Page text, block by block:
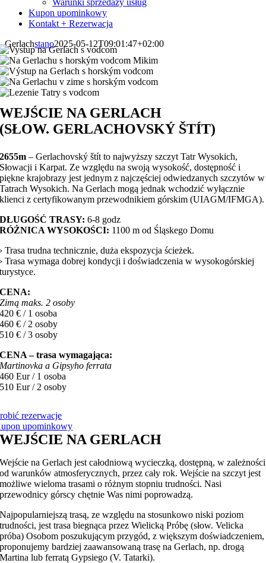
Warunki sprzedaży usług
Kupon upominkowy
Kontakt + Rezerwacja
Gerlachstano2025-05-12T09:01:47+02:00
WEJŚCIE NA GERLACH
(SŁOW. GERLACHOVSKÝ ŠTÍT)
2655m – Gerlachovský štít to najwyższy szczyt Tatr Wysokich,
Słowacji i Karpat. Ze względu na swoją wysokość, dostępność i
piękne krajobrazy jest jednym z najczęściej odwiedzanych szczytów w
Tatrach Wysokich. Na Gerlach mogą jednak wchodzić wyłącznie
klienci z certyfikowanym przewodnikiem górskim (UIAGM/IFMGA).
DŁUGOŚĆ TRASY: 6-8 godz
RÓŻNICA WYSOKOŚCI: 1100 m od Śląskego Domu
› Trasa trudna technicznie, duża ekspozycja ścieżek.
› Trasa wymaga dobrej kondycji i doświadczenia w wysokogórskiej
turystyce.
CENA:
Zimą maks. 2 osoby
420 € / 1 osoba
460 € / 2 osoby
510 € / 3 osoby
CENA – trasa wymagająca:
Martinovka a Gipsyho ferrata
460 Eur / 1 osoba
510 Eur / 2 osoby
rezerwacje
upominkowy
WEJŚCIE NA GERLACH
Wejście na Gerlach jest całodniową wycieczką, dostępną, w zależności
od warunków atmosferycznych, przez cały rok. Wejście na szczyt jest
możliwe wieloma trasami o różnym stopniu trudności. Nasi
przewodnicy górscy chętnie Was nimi poprowadzą.
Najpopularniejszą trasą, ze względu na stosunkowo niski poziom
trudności, jest trasa biegnąca przez Wielicką Próbę (słow. Velicka
próba) Osobom poszukującym przygód, z większym doświadczeniem,
proponujemy bardziej zaawansowaną trasę na Gerlach, np. drogą
Martina lub ferratą Gypsiego (V. Tatarki).